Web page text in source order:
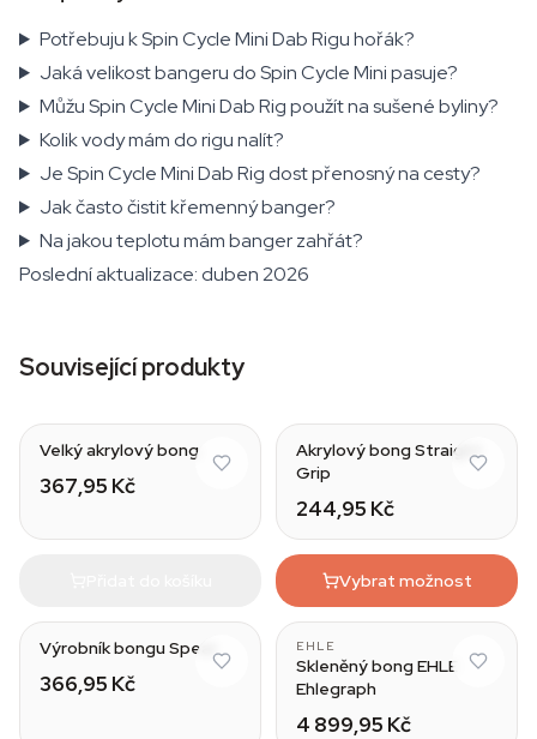
Potřebuju k Spin Cycle Mini Dab Rigu hořák?
Jaká velikost bangeru do Spin Cycle Mini pasuje?
Můžu Spin Cycle Mini Dab Rig použít na sušené byliny?
Kolik vody mám do rigu nalít?
Je Spin Cycle Mini Dab Rig dost přenosný na cesty?
Jak často čistit křemenný banger?
Na jakou teplotu mám banger zahřát?
Poslední aktualizace: duben 2026
Související produkty
Velký akrylový bong
367,95 Kč
Akrylový bong Straight
Grip
244,95 Kč
Vybrat možnost
Výrobník bongu Spear
366,95 Kč
EHLE
Skleněný bong EHLE
Ehlegraph
4 899,95 Kč